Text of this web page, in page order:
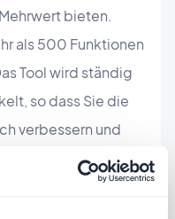
bieten.
als 500 Funktionen
Tool wird ständig
so dass Sie die
verbessern und
Lage sind, Ihren